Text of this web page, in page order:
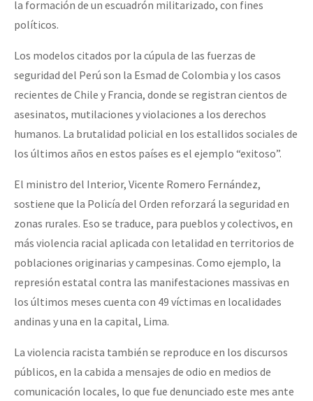
la formación de un escuadrón militarizado, con fines
políticos.
Los modelos citados por la cúpula de las fuerzas de
seguridad del Perú son la Esmad de Colombia y los casos
recientes de Chile y Francia, donde se registran cientos de
asesinatos, mutilaciones y violaciones a los derechos
humanos. La brutalidad policial en los estallidos sociales de
los últimos años en estos países es el ejemplo “exitoso”.
El ministro del Interior, Vicente Romero Fernández,
sostiene que la Policía del Orden reforzará la seguridad en
zonas rurales. Eso se traduce, para pueblos y colectivos, en
más violencia racial aplicada con letalidad en territorios de
poblaciones originarias y campesinas. Como ejemplo, la
represión estatal contra las manifestaciones massivas en
los últimos meses cuenta con 49 víctimas en localidades
andinas y una en la capital, Lima.
La violencia racista también se reproduce en los discursos
públicos, en la cabida a mensajes de odio en medios de
comunicación locales, lo que fue denunciado este mes ante